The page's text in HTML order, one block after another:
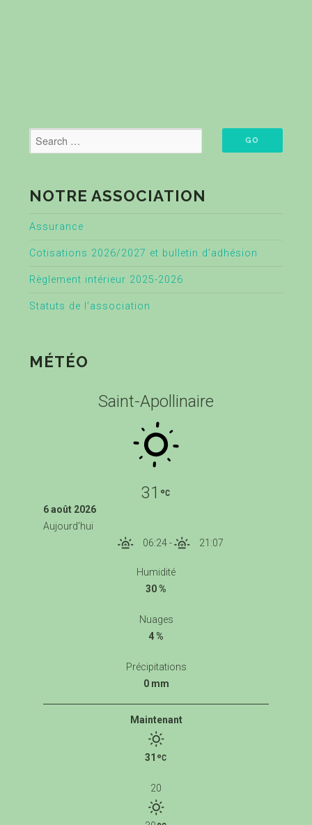
NOTRE ASSOCIATION
Assurance
Cotisations 2026/2027 et bulletin d’adhésion
Règlement intérieur 2025-2026
Statuts de l’association
MÉTÉO
Saint-Apollinaire
31
6 août 2026
Aujourd'hui
06:24- 21:07
Humidité
30 %
Nuages
4 %
Précipitations
0 mm
Maintenant
31
20